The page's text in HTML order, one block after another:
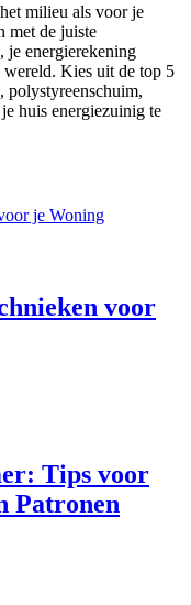
milieu als voor je
met de juiste
je energierekening
wereld. Kies uit de top 5
polystyreenschuim,
huis energiezuinig te
je Woning
voor
Tips voor
Patronen